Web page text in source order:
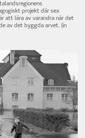
projekt där sex
att lära av varandra när det
av det byggda arvet. (in